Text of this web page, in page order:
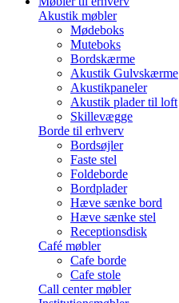
Akustik møbler
Mødeboks
Muteboks
Bordskærme
Akustik Gulvskærme
Akustikpaneler
Akustik plader til loft
Skillevægge
Borde til erhverv
Bordsøjler
Faste stel
Foldeborde
Bordplader
Hæve sænke bord
Hæve sænke stel
Receptionsdisk
Café møbler
Cafe borde
Cafe stole
Call center møbler